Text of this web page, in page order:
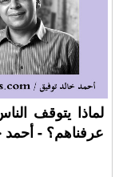
لماذا يتوقف
عرفناهم؟ - أحمد